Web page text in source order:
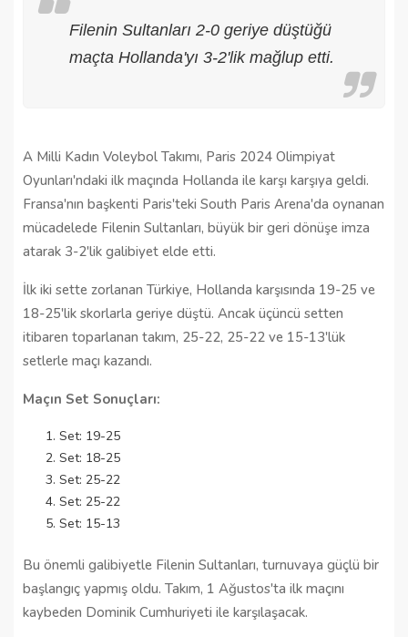
Filenin Sultanları 2-0 geriye düştüğü
maçta Hollanda'yı 3-2'lik mağlup etti.
A Milli Kadın Voleybol Takımı, Paris 2024 Olimpiyat
Oyunları'ndaki ilk maçında Hollanda ile karşı karşıya geldi.
Fransa'nın başkenti Paris'teki South Paris Arena'da oynanan
mücadelede Filenin Sultanları, büyük bir geri dönüşe imza
atarak 3-2'lik galibiyet elde etti.
İlk iki sette zorlanan Türkiye, Hollanda karşısında 19-25 ve
18-25'lik skorlarla geriye düştü. Ancak üçüncü setten
itibaren toparlanan takım, 25-22, 25-22 ve 15-13'lük
setlerle maçı kazandı.
Maçın Set Sonuçları:
Set: 19-25
Set: 18-25
Set: 25-22
Set: 25-22
Set: 15-13
Bu önemli galibiyetle Filenin Sultanları, turnuvaya güçlü bir
başlangıç yapmış oldu. Takım, 1 Ağustos'ta ilk maçını
kaybeden Dominik Cumhuriyeti ile karşılaşacak.